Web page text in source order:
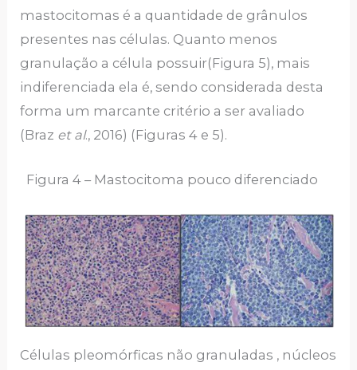
mastocitomas é a quantidade de grânulos
presentes nas células. Quanto menos
granulação a célula possuir(Figura 5), mais
indiferenciada ela é, sendo considerada desta
forma um marcante critério a ser avaliado
(Braz et al., 2016) (Figuras 4 e 5).
Figura 4 – Mastocitoma pouco diferenciado
Células pleomórficas não granuladas , núcleos